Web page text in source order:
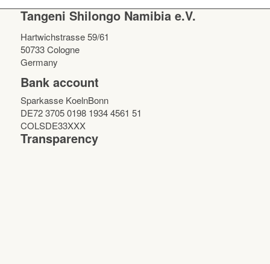
Tangeni Shilongo Namibia e.V.
Hartwichstrasse 59/61
50733 Cologne
Germany
Bank account
Sparkasse KoelnBonn
DE72 3705 0198 1934 4561 51
COLSDE33XXX
Transparency